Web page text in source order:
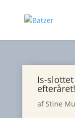
Is-
efteråret!
afStine